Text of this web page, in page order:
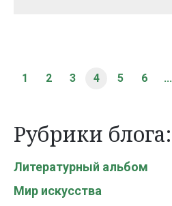
1 2 3 4 5 6 ...
Рубрики блога:
Литературный альбом
Мир искусства